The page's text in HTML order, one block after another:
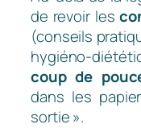
de revoir les
(conseils
hygiéno-
coup de
dans les
sortie ».